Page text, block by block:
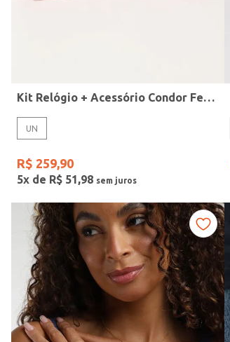
Kit Relógio + Acessório Condor Feminino DOURADO
UN
R$ 259,90
5x de R$ 51,98